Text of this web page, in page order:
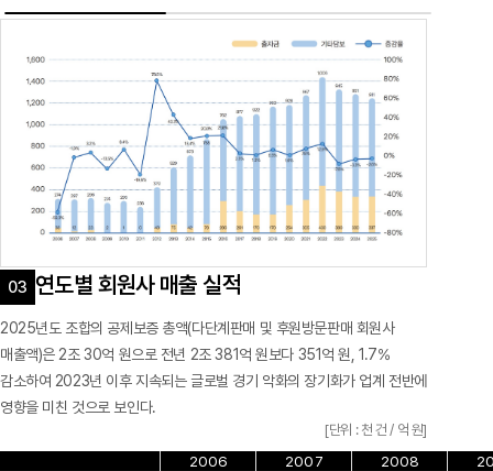
연도별 회원사 매출 실적
2025년도 조합의 공제보증 총액(다단계판매 및 후원방문판매 회원사
매출액)은 2조 30억 원으로 전년 2조 381억 원보다 351억 원, 1.7%
감소하여 2023년 이후 지속되는 글로벌 경기 악화의 장기화가 업계 전반에
영향을 미친 것으로 보인다.
[단위 : 천 건 / 억 원]
2006 2007 2008